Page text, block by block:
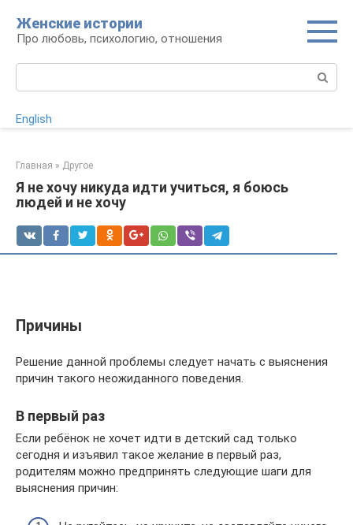
контенту
Женские истории
Про любовь, психологию, отношения
English
Главная » Другое
Я не хочу никуда идти учиться, я боюсь
людей и не хочу
Причины
Решение данной проблемы следует начать с выяснения
причин такого неожиданного поведения.
В первый раз
Если ребёнок не хочет идти в детский сад только
сегодня и изъявил такое желание в первый раз,
родителям можно предпринять следующие шаги для
выяснения причин: